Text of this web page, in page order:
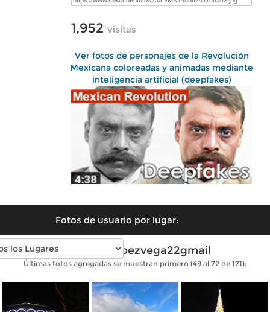
1,952 visitas
Ver fotos de personajes de la Revolución
Mexicana coloreadas y animadas mediante
inteligencia artificial (deepfakes)
Fotos de usuario por lugar:
Fotos de lopezvega22gmail
Últimas fotos agregadas se muestran primero (49 al 72 de 171):